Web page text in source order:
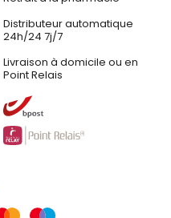
Distributeur automatique
24h/24 7j/7
Livraison à domicile ou en
Point Relais